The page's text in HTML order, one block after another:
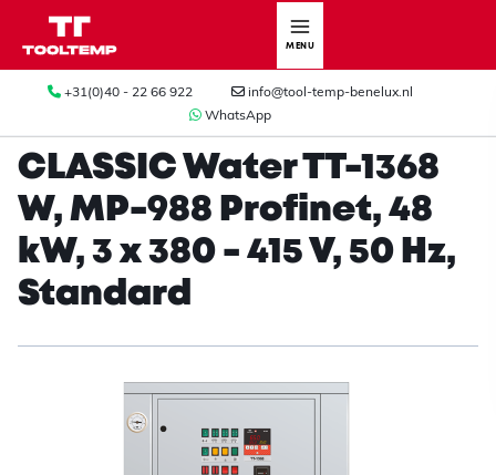
+31(0)40 - 22 66 922
info@tool-temp-benelux.nl
WhatsApp
MENU
CLASSIC Water TT-1368
W, MP-988 Profinet, 48
kW, 3 x 380 - 415 V, 50 Hz,
Standard